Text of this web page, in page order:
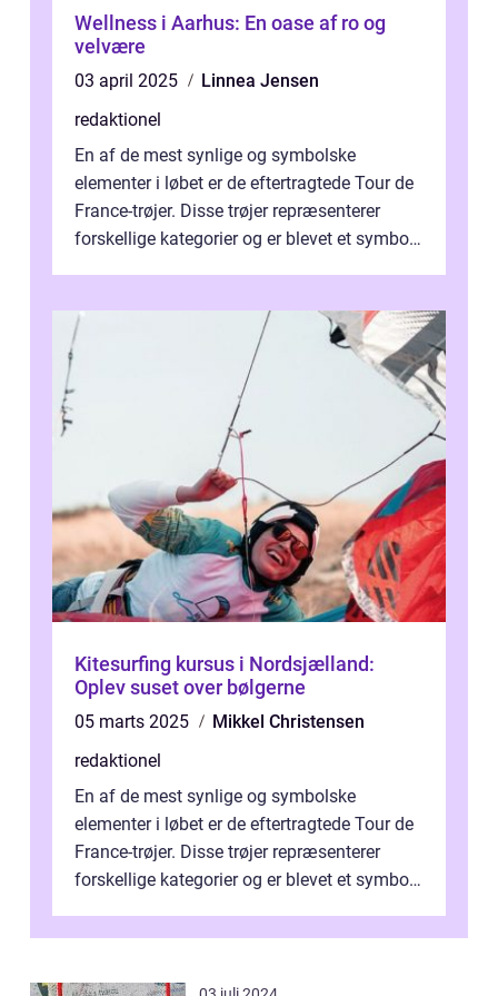
Wellness i Aarhus: En oase af ro og
velvære
03 april 2025
Linnea Jensen
redaktionel
En af de mest synlige og symbolske
elementer i løbet er de eftertragtede Tour de
France-trøjer. Disse trøjer repræsenterer
forskellige kategorier og er blevet et symbol
Kitesurfing kursus i Nordsjælland:
Oplev suset over bølgerne
05 marts 2025
Mikkel Christensen
redaktionel
En af de mest synlige og symbolske
elementer i løbet er de eftertragtede Tour de
France-trøjer. Disse trøjer repræsenterer
forskellige kategorier og er blevet et symbol